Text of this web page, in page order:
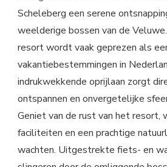
Scheleberg een serene
weelderige bossen van de
resort wordt vaak geprezen als
vakantiebestemmingen in
indrukwekkende oprijlaan zorgt
ontspannen en onvergetelijke
Geniet van de rust van het resort,
faciliteiten en een prachtige
wachten. Uitgestrekte fiets- en